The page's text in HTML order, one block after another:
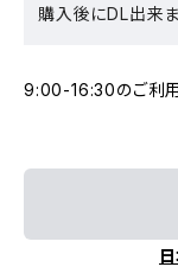
購入後にDL出来
9:00-16:30のご利